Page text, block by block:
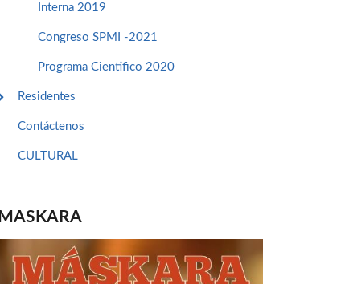
Interna 2019
Congreso SPMI -2021
Programa Cientifico 2020
Residentes
Contáctenos
CULTURAL
MASKARA